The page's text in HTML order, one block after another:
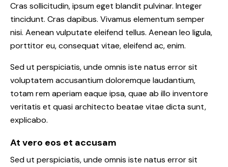
Cras sollicitudin, ipsum eget blandit pulvinar. Integer
tincidunt. Cras dapibus. Vivamus elementum semper
nisi. Aenean vulputate eleifend tellus. Aenean leo ligula,
porttitor eu, consequat vitae, eleifend ac, enim.
Sed ut perspiciatis, unde omnis iste natus error sit
voluptatem accusantium doloremque laudantium,
totam rem aperiam eaque ipsa, quae ab illo inventore
veritatis et quasi architecto beatae vitae dicta sunt,
explicabo.
At vero eos et accusam
Sed ut perspiciatis, unde omnis iste natus error sit